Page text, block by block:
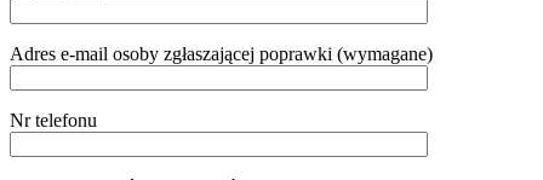
Adres e-mail osoby zgłaszającej poprawki (wymagane)
Nr telefonu